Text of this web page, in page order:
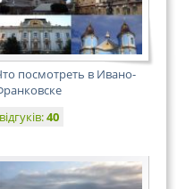
посмотреть в Ивано-
відгуків:40